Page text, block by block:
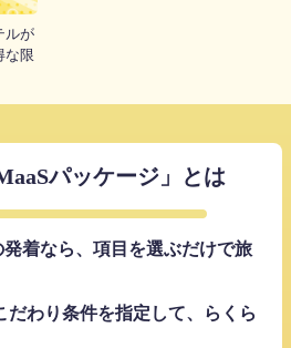
ルが
な限
パッケージ」とは
発着なら、項目を選ぶだけで旅
だわり条件を指定して、らくら